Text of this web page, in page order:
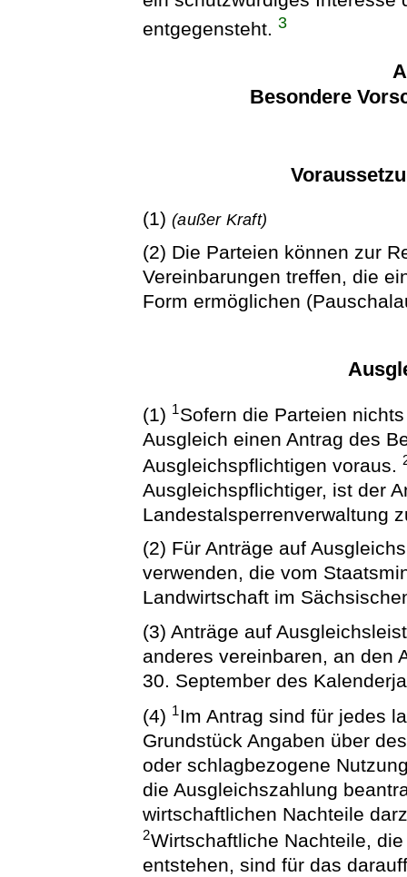
entgegensteht.3
Besondere
(1)(außer Kraft)
(2) Die Parteien können zur
Vereinbarungen treffen, die
Form ermöglichen
(1) 1Sofern die Parteien
Ausgleich einen Antrag des
Ausgleichspflichtigen voraus.
Ausgleichspflichtiger, ist der
Landestalsperrenverwaltung
(2) Für Anträge auf
verwenden, die vom
Landwirtschaft im
(3) Anträge auf
anderes vereinbaren, an den
30. September des
(4) 1 Im Antrag sind für jedes
Grundstück Angaben über
oder schlagbezogene
die Ausgleichszahlung
wirtschaftlichen Nachteile
2Wirtschaftliche Nachteile,
entstehen, sind für das